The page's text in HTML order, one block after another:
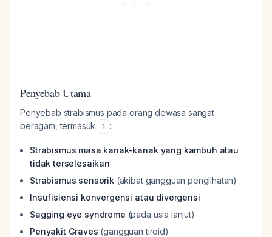
Penyebab Utama
Penyebab strabismus pada orang dewasa sangat
beragam, termasuk
1 :
Strabismus masa kanak-kanak yang kambuh atau
tidak terselesaikan
Strabismus sensorik(akibat gangguan penglihatan)
Insufisiensi konvergensi atau divergensi
Sagging eye syndrome (pada usia lanjut)
Penyakit Graves (gangguan tiroid)